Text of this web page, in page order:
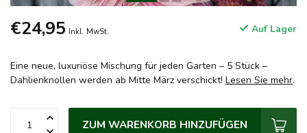
€24,95 Inkl. MwSt. Auf Lager
Eine neue, luxuriöse Mischung für jeden Garten – 5 Stück –
Dahlienknollen werden ab Mitte März verschickt! Lesen Sie mehr.
ZUM WARENKORB HINZUFÜGEN